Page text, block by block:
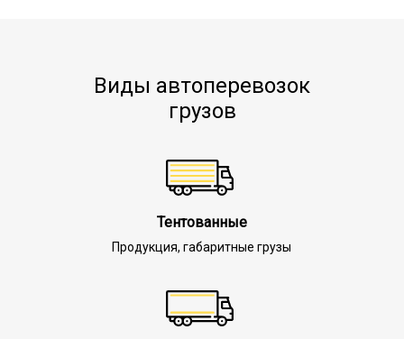
Виды автоперевозок
грузов
Тентованные
Продукция, габаритные грузы